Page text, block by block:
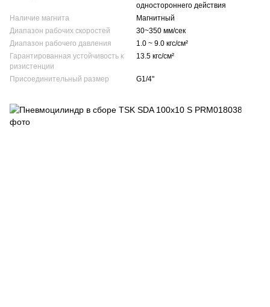
одностороннего действия
Наличие магнита
Магнитный
Диапазон рабочих скоростей
30~350 мм/сек
Диапазон рабочего давления
1.0 ~ 9.0 кгс/см²
Гарантированная устойчивость к
ризистенции
13.5 кгс/см²
Присоединительный размер G1/4"